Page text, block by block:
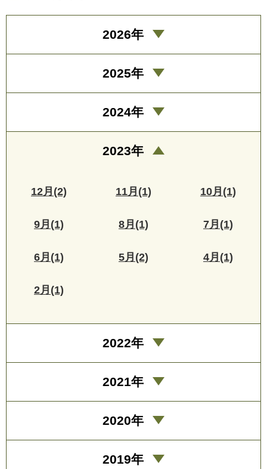
2026年
2025年
2024年
2023年
12月(2) 11月(1) 10月(1)
9月(1) 8月(1) 7月(1)
6月(1) 5月(2) 4月(1)
2月(1)
2022年
2021年
2020年
2019年